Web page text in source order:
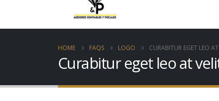
HOME FAQS LOGO CURABITUR EGET LEO
Curabitur eget leo at